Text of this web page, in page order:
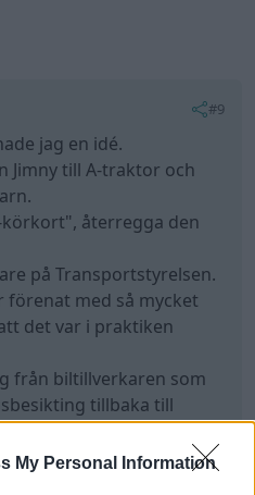
My Personal Information
#9
jag en idé.
Jimny till A-traktor och
återregga den
på Transportstyrelsen.
förenat med så mycket
det var i praktiken
från biltillverkaren som
tillbaka till